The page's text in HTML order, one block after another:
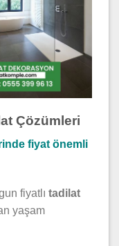
Çözümleri
fiyat önemli
fiyatlı tadilat
yaşam